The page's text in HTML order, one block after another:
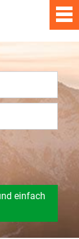
einfach